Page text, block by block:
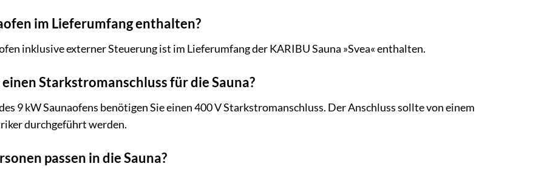
im Lieferumfang enthalten?
inklusive externer Steuerung ist im Lieferumfang der KARIBU Sauna »Svea« enthalten.
Starkstromanschluss für die Sauna?
9 kW Saunaofens benötigen Sie einen 400 V Starkstromanschluss. Der Anschluss sollte von einem
durchgeführt werden.
passen in die Sauna?